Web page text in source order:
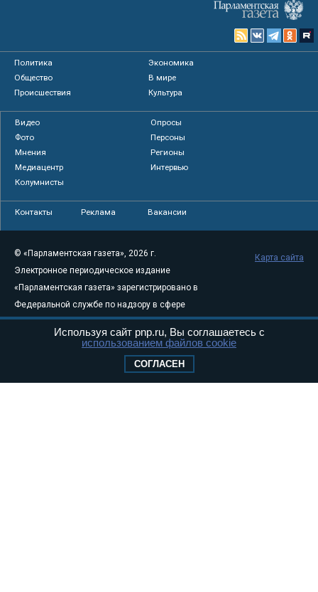
Политика
Экономика
Общество
В мире
Происшествия
Культура
Видео
Опросы
Фото
Персоны
Мнения
Регионы
Медиацентр
Интервью
Колумнисты
Контакты Реклама Вакансии
© «Парламентская газета», 2026 г.
Электронное периодическое издание
«Парламентская газета» зарегистрировано в
Федеральной службе по надзору в сфере
связи, информационных технологий и
массовых коммуникаций (Роскомнадзор) 05
Свидетельство о регистрации Эл № ФС77-
Карта сайта
Используя сайт pnp.ru, Вы соглашаетесь с
использованием файлов cookie
СОГЛАСЕН